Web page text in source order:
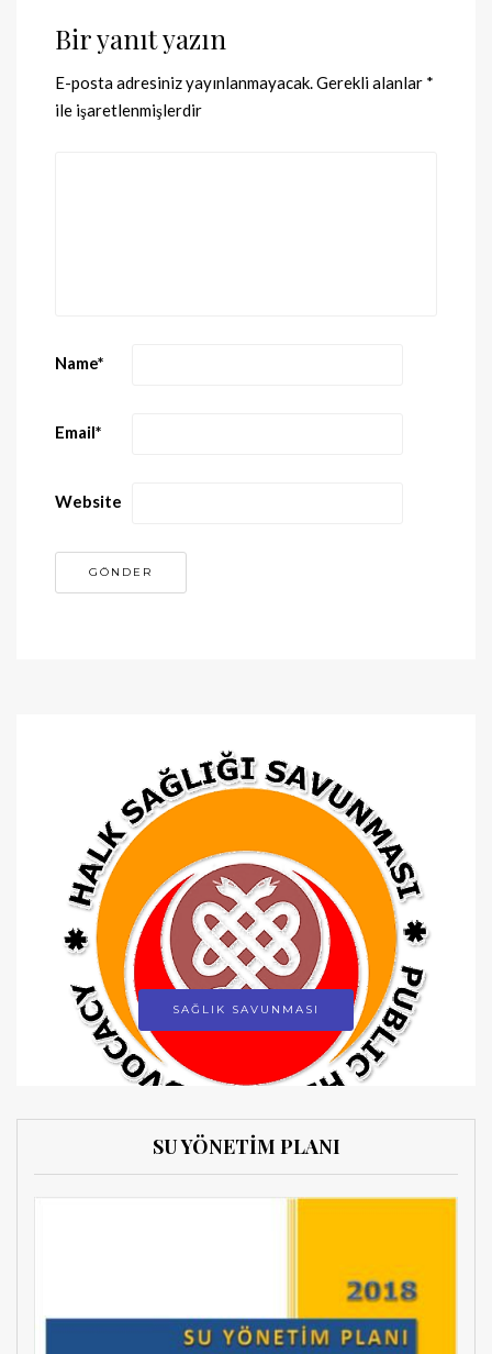
Bir yanıt yazın
E-posta adresiniz yayınlanmayacak.Gerekli alanlar *
ile işaretlenmişlerdir
Name*
Email*
Website
SAĞLIK SAVUNMASI
SU YÖNETİM PLANI